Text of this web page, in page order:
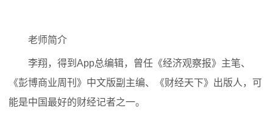
老师简介
李翔，得到App总编辑，曾任《经济观察报》主笔、
《彭博商业周刊》中文版副主编、《财经天下》出版人，可
能是中国最好的财经记者之一。